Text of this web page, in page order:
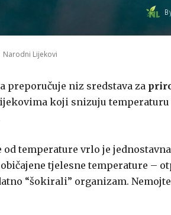
Narodni Lijekovi
preporučuje niz sredstava za
koji snizuju temperaturu
temperature vrlo je
tjelesne temperature –
“šokirali” organizam.